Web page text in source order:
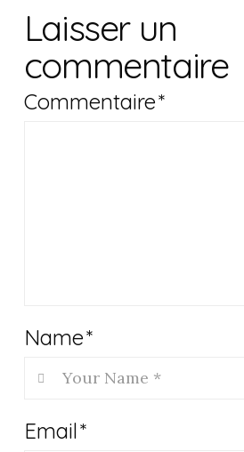
Laisser un
commentaire
Commentaire*
Name*
Email*